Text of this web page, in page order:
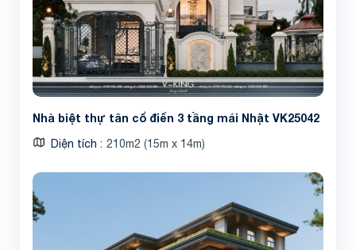
Nhà biệt thự tân cổ điển 3 tầng mái Nhật VK25042
Diện tích 210m2 (15m x 14m)